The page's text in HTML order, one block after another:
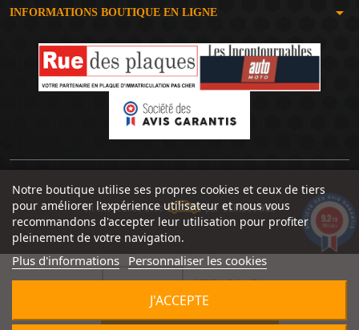
175,41 €
INFORMATIONS BOUTIQUE EN LIGNE arrow_drop_down
Notre boutique utilise ses propres cookies et ceux de tiers
pour améliorer l'expérience utilisateur et nous vous
recommandons d'accepter leur utilisation pour profiter
pleinement de votre navigation.
Plus d'informations Personnaliser les cookies
J'ACCEPTE
Un site réalisé avec par SERIOUSWEB
9.2/10
1492 avis